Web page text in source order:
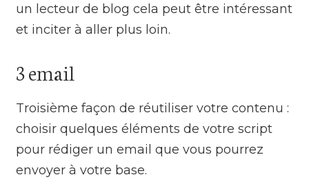
un lecteur de blog cela peut être intéressant
et inciter à aller plus loin.
3 email
Troisième façon de réutiliser votre contenu :
choisir quelques éléments de votre script
pour rédiger un email que vous pourrez
envoyer à votre base.